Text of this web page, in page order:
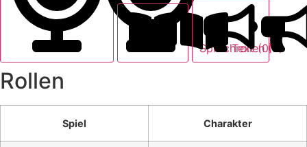
Sprechrollen (4)
Text (0)
Rollen
Spiel Charakter